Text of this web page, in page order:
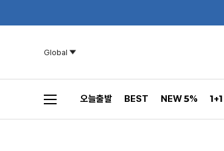
Global
오늘출발 BEST NEW 5% 1+1